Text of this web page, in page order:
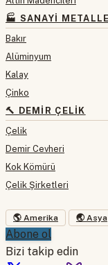
🏭 SANAYI
Bakır
Alüminyum
Kalay
Çinko
🔨 DEMIR ÇELIK
Çelik
Demir Cevheri
Kok Kömürü
Çelik Şirketleri
🌎 Amerika 🌏 Asya
Abone ol
Bizi takip edin